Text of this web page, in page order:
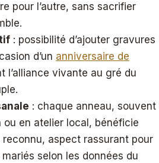
pour l’autre, sans sacrifier
: possibilité d’ajouter gravures
d’un anniversaire de
l’alliance vivante au gré du
: chaque anneau, souvent
ou en atelier local, bénéficie
reconnu, aspect rassurant pour
selon les données du